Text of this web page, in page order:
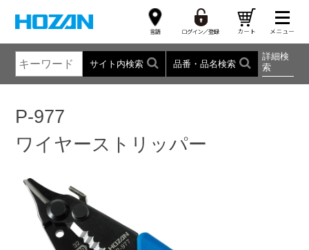
サイト内検索 品番・品名検索
詳細検
索
P-977
ワイヤーストリッパー